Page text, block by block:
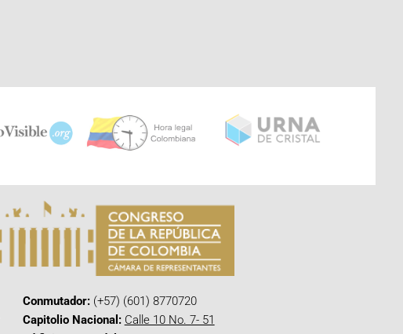
Conmutador:(+57) (601) 8770720
Capitolio Nacional: Calle 10 No. 7- 51